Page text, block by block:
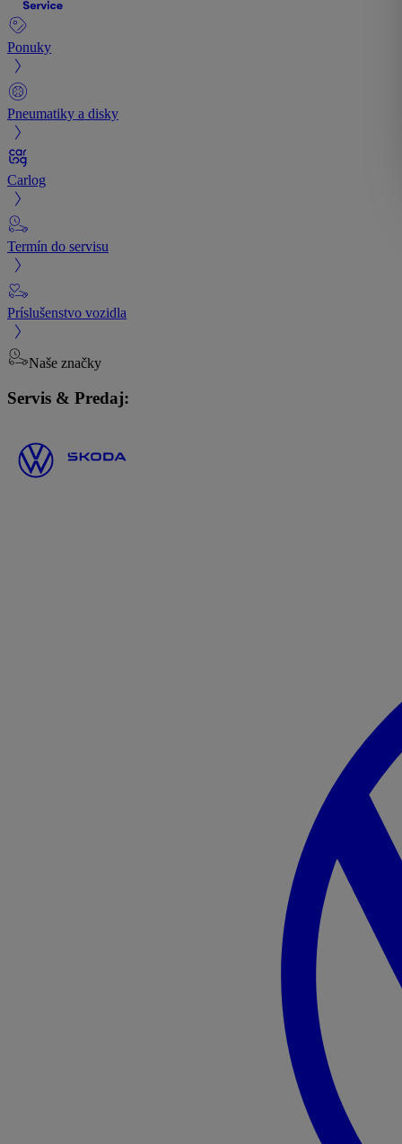
Ponuky
Pneumatiky a disky
Carlog
Termín do servisu
Príslušenstvo vozidla
Naše značky
Servis & Predaj: